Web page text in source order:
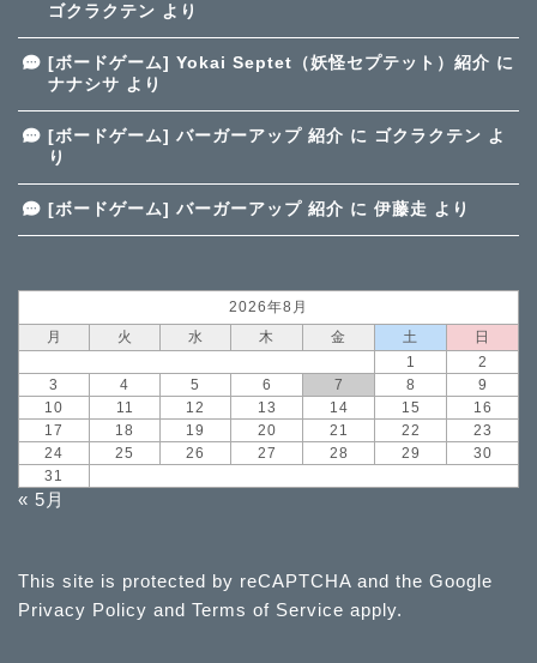
ゴクラクテン より
[ボードゲーム] Yokai Septet（妖怪セプテット）紹介 に
ナナシサ より
[ボードゲーム] バーガーアップ 紹介 に ゴクラクテン よ
り
[ボードゲーム] バーガーアップ 紹介 に 伊藤走 より
2026年8月
月
火 水 木 金 土
日
1
2
3
4 5 6 7 8
9
10
11 12 13 14 15
16
17
18 19 20 21 22
23
24
25 26 27 28 29
30
31
« 5月
This site is protected by reCAPTCHA and the Google
Privacy Policy and Terms of Service apply.